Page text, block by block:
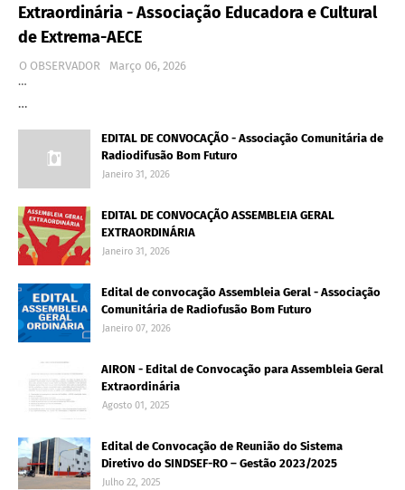
Extraordinária - Associação Educadora e Cultural
de Extrema-AECE
O OBSERVADOR
Março 06, 2026
…
…
EDITAL DE CONVOCAÇÃO - Associação Comunitária de
Radiodifusão Bom Futuro
Janeiro 31, 2026
EDITAL DE CONVOCAÇÃO ASSEMBLEIA GERAL
EXTRAORDINÁRIA
Janeiro 31, 2026
Edital de convocação Assembleia Geral - Associação
Comunitária de Radiofusão Bom Futuro
Janeiro 07, 2026
AIRON - Edital de Convocação para Assembleia Geral
Extraordinária
Agosto 01, 2025
Edital de Convocação de Reunião do Sistema
Diretivo do SINDSEF-RO – Gestão 2023/2025
Julho 22, 2025